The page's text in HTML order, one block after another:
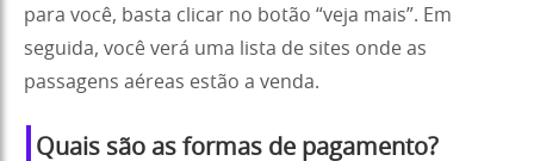
para você, basta clicar no botão “veja mais”. Em
seguida, você verá uma lista de sites onde as
passagens aéreas estão a venda.
Quais são as formas de pagamento?